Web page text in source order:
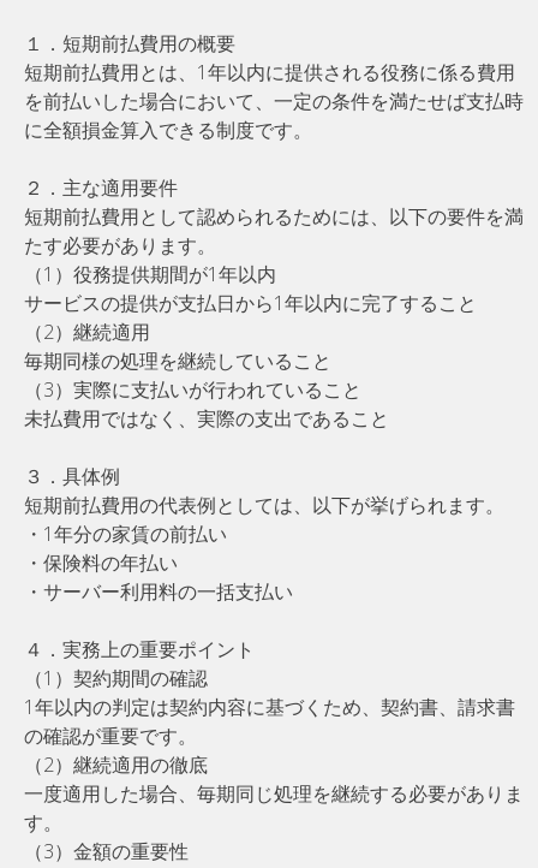
１．短期前払費用の概要
短期前払費用とは、1年以内に提供される役務に係る費用
を前払いした場合において、一定の条件を満たせば支払時
に全額損金算入できる制度です。
２．主な適用要件
短期前払費用として認められるためには、以下の要件を満
たす必要があります。
（1）役務提供期間が1年以内
サービスの提供が支払日から1年以内に完了すること
（2）継続適用
毎期同様の処理を継続していること
（3）実際に支払いが行われていること
未払費用ではなく、実際の支出であること
３．具体例
短期前払費用の代表例としては、以下が挙げられます。
・1年分の家賃の前払い
・保険料の年払い
・サーバー利用料の一括支払い
４．実務上の重要ポイント
（1）契約期間の確認
1年以内の判定は契約内容に基づくため、契約書、請求書
の確認が重要です。
（2）継続適用の徹底
一度適用した場合、毎期同じ処理を継続する必要がありま
す。
（3）金額の重要性